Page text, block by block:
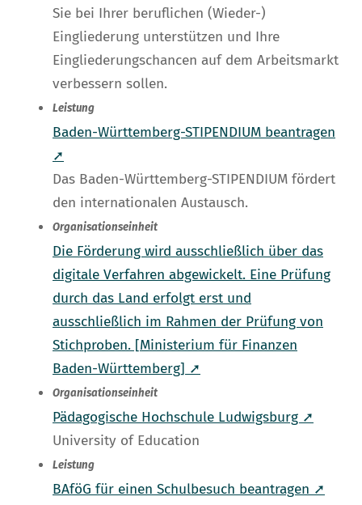
Sie bei Ihrer beruflichen (Wieder-)
Eingliederung unterstützen und Ihre
Eingliederungschancen auf dem Arbeitsmarkt
verbessern sollen.
Leistung
Baden-Württemberg-STIPENDIUM beantragen
➚
Das Baden-Württemberg-STIPENDIUM fördert
den internationalen Austausch.
Organisationseinheit
Die Förderung wird ausschließlich über das
digitale Verfahren abgewickelt. Eine Prüfung
durch das Land erfolgt erst und
ausschließlich im Rahmen der Prüfung von
Stichproben. [Ministerium für Finanzen
Baden-Württemberg] ➚
Organisationseinheit
Pädagogische Hochschule Ludwigsburg ➚
University of Education
Leistung
BAföG für einen Schulbesuch beantragen ➚